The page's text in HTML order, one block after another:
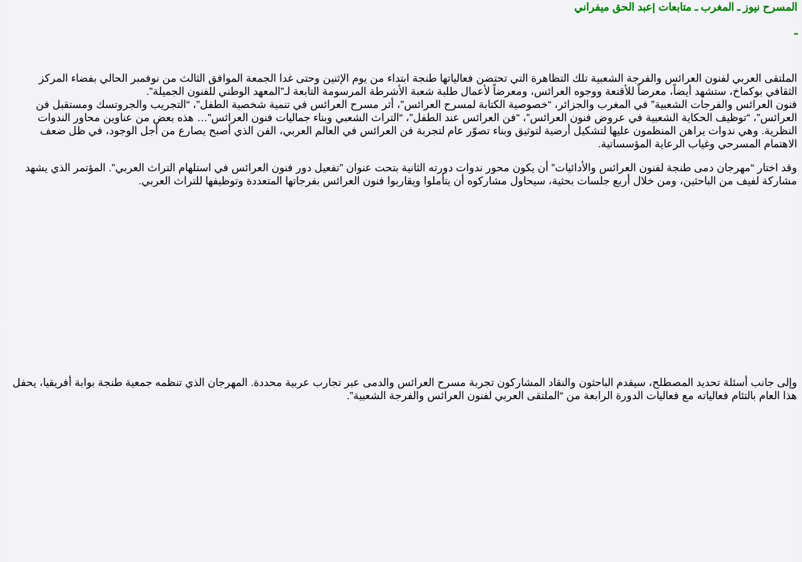
المسرح نيوز ـ المغرب ـ متابعات |عبد الحق ميفراني
ـ
الملتقى العربي لفنون العرائس والفرجة الشعبية تلك التظاهرة التي تحتضن فعالياتها طنجة ابتداء من يوم الإثنين وحتى غدا الجمعة الموافق الثالث من نوفمبر الحالي بفضاء المركز
الثقافي بوكماخ، ستشهد أيضاً، معرضاً للأقنعة ووجوه العرائس، ومعرضاً لأعمال طلبة شعبة الأشرطة المرسومة التابعة لـ”المعهد الوطني للفنون الجميلة”.
فنون العرائس والفرجات الشعبية” في المغرب والجزائر، “خصوصية الكتابة لمسرح العرائس”، أثر مسرح العرائس في تنمية شخصية الطفل”، “التجريب والجروتسك ومستقبل فن
العرائس”، “توظيف الحكاية الشعبية في عروض فنون العرائس”، “فن العرائس عند الطفل”، “التراث الشعبي وبناء جماليات فنون العرائس”… هذه بعض من عناوين محاور الندوات
النظرية. وهي ندوات يراهن المنظمون عليها لتشكيل أرضية لتوثيق وبناء تصوّر عام لتجربة فن العرائس في العالم العربي، الفن الذي أصبح يصارع من أجل الوجود، في ظل ضعف
الاهتمام المسرحي وغياب الرعاية المؤسساتية.
وقد اختار “مهرجان دمى طنجة لفنون العرائس والأدائيات” أن يكون محور ندوات دورته الثانية بتحت عنوان ”تفعيل دور فنون العرائس في استلهام التراث العربي”. المؤتمر الذي يشهد
مشاركة لفيف من الباحثين، ومن خلال أربع جلسات بحثية، سيحاول مشاركوه أن يتأملوا ويقاربوا فنون العرائس بفرجاتها المتعددة وتوظيفها للتراث العربي.
وإلى جانب أسئلة تحديد المصطلح، سيقدم الباحثون والنقاد المشاركون تجربة مسرح العرائس والدمى عبر تجارب عربية محددة. المهرجان الذي تنظمه جمعية طنجة بوابة أفريقيا، يحفل
هذا العام بالتئام فعالياته مع فعاليات الدورة الرابعة من “الملتقى العربي لفنون العرائس والفرجة الشعبية”.